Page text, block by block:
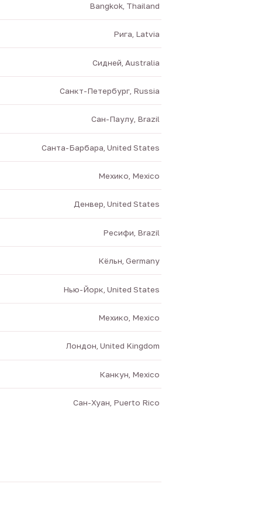
Bangkok, Thailand
Рига, Latvia
Сидней, Australia
Санкт-Петербург, Russia
Сан-Паулу, Brazil
Санта-Барбара, United States
Мехико, Mexico
Денвер, United States
Ресифи, Brazil
Кёльн, Germany
Нью-Йорк, United States
Мехико, Mexico
Лондон, United Kingdom
Канкун, Mexico
Сан-Хуан, Puerto Rico